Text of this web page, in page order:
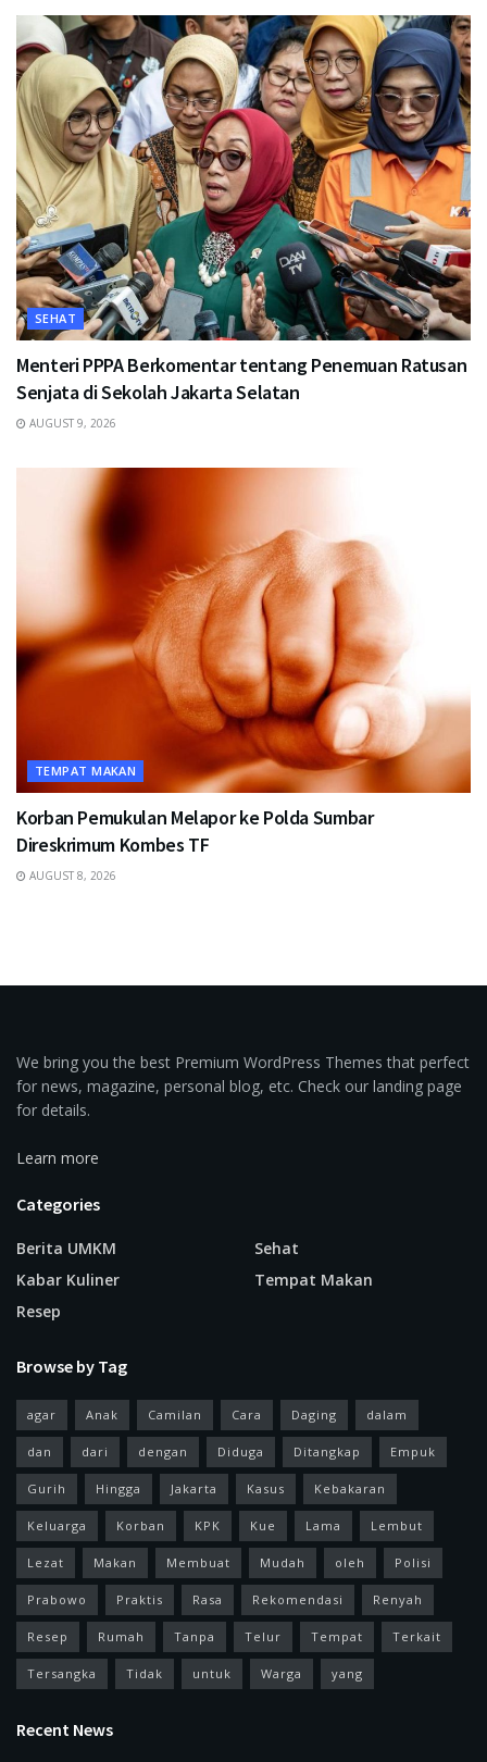
SEHAT
Menteri PPPA Berkomentar tentang Penemuan Ratusan
Senjata di Sekolah Jakarta Selatan
AUGUST 9, 2026
TEMPAT MAKAN
Korban Pemukulan Melapor ke Polda Sumbar
Direskrimum Kombes TF
AUGUST 8, 2026
We bring you the best Premium WordPress Themes that perfect
for news, magazine, personal blog, etc. Check our landing page
for details.
Learn more
Categories
Berita UMKM
Kabar Kuliner
Resep
Sehat
Tempat Makan
Browse by Tag
agar Anak Camilan Cara Daging dalam
dan dari dengan Diduga Ditangkap Empuk
Gurih Hingga Jakarta Kasus Kebakaran
Keluarga Korban KPK Kue Lama Lembut
Lezat Makan Membuat Mudah oleh Polisi
Prabowo Praktis Rasa Rekomendasi Renyah
Resep Rumah Tanpa Telur Tempat Terkait
Tersangka Tidak untuk Warga yang
Recent News